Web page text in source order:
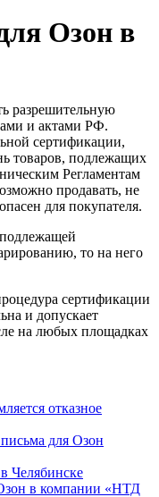
Озон в
разрешительную
и актами РФ.
сертификации,
товаров, подлежащих
Регламентам
продавать, не
для покупателя.
то на него
сертификации
и допускает
на любых площадках
отказное
для Озон
Челябинске
в компании «НТД